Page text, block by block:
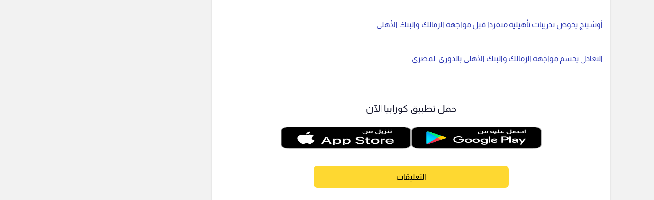
أوشينج يخوض تدريبات تأهيلية منفردا قبل مواجهة الزمالك والبنك الأهلي
التعادل يحسم مواجهة الزمالك والبنك الأهلي بالدوري المصري
حمل تطبيق كورابيا الآن
التعليقات